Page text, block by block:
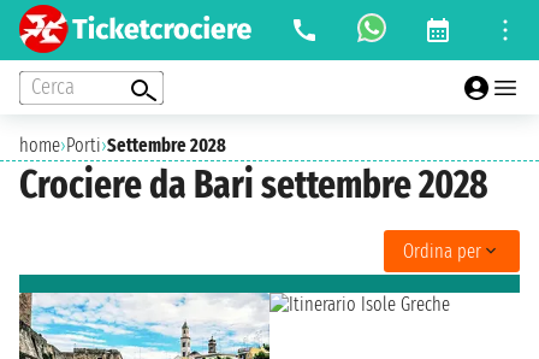
Cerca
home›Porti›Settembre 2028
Crociere da Bari settembre 2028
Ordina per